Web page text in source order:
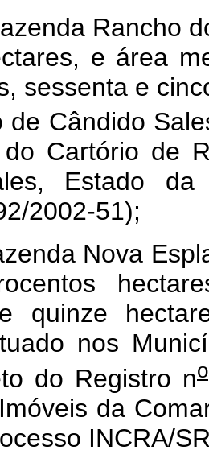
Rancho
e área
sessenta e
de Cândido
Cartório de
Estado da
2002-51);
Nova
quinze
nos
do Registro no
da
INCRA/